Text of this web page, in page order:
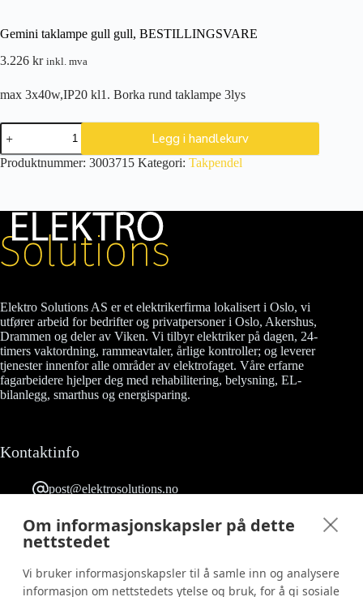
Om informasjonskapsler på dette
nettstedet
Vi bruker informasjonskapsler til å samle inn og analysere
informasjon om nettstedets ytelse og bruk, for å gi sosiale
Gemini taklampe gull gull, BESTILLINGSVARE
3.226 kr inkl. mva
max 3x40w,IP20 kl1. Borka rund taklampe 3lys
Gemini
taklampe
gull
gull,
Legg i handlekurv
Produktnummer: 3003715 Kategori: Takpendel
Elektro Solutions AS er et elektrikerfirma lokalisert i Oslo, vi
utfører arbeid for bedrifter og privatpersoner i Oslo, Akershus,
Drammen og deler av Viken. Vi tilbyr elektriker på dagen, 24-
timers vaktordning, rammeavtaler, årlige kontroller; og leverer
tjenester innenfor alle områder av elektrofaget. Våre erfarne
fagarbeidere hjelper deg med rehabilitering, belysning, EL-
bilanlegg, smarthus og energisparing.
Kontaktinfo
post@elektrosolutions.no
Grefsenveien 12 0482 Oslo
Følg oss på Facebook